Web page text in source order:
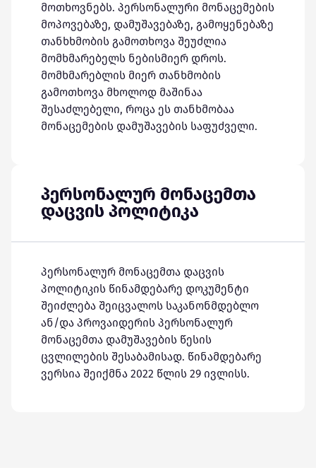
მოთხოვნებს. პერსონალური მონაცემების
მოპოვებაზე, დამუშავებაზე, გამოყენებაზე
თანხხმობის გამოთხოვა შეუძლია
მომხმარებელს ნებისმიერ დროს.
მომხმარებლის მიერ თანხმობის
გამოთხოვა მხოლოდ მაშინაა
შესაძლებელი, როცა ეს თანხმობაა
მონაცემების დამუშავების საფუძველი.
პერსონალურ მონაცემთა
დაცვის პოლიტიკა
პერსონალურ მონაცემთა დაცვის
პოლიტიკის წინამდებარე დოკუმენტი
შეიძლება შეიცვალოს საკანონმდებლო
ან/და პროვაიდერის პერსონალურ
მონაცემთა დამუშავების წესის
ცვლილების შესაბამისად. წინამდებარე
ვერსია შეიქმნა 2022 წლის 29 ივლისს.